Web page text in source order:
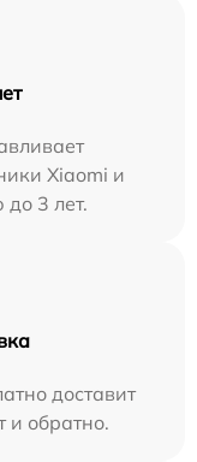
Xiaomi и
до 3 лет.
доставит
и обратно.